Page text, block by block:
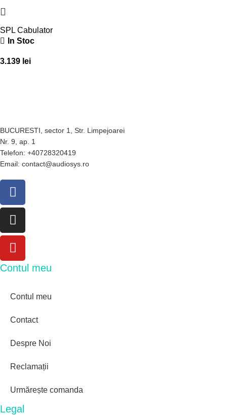
SPL Cabulator
In Stoc
3.139 lei
BUCURESTI, sector 1, Str. Limpejoarei
Nr. 9, ap. 1
Telefon: +40728320419
Email: contact@audiosys.ro
Contul meu
Contul meu
Contact
Despre Noi
Reclamații
Urmărește comanda
Legal